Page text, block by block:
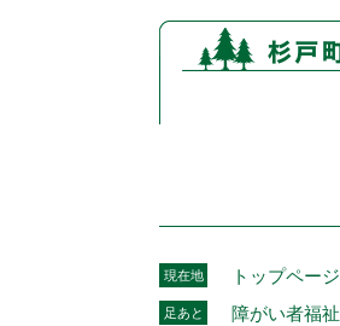
現在地 トップページ
足あと 障がい者福祉